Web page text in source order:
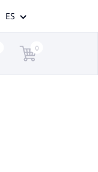
ES
0